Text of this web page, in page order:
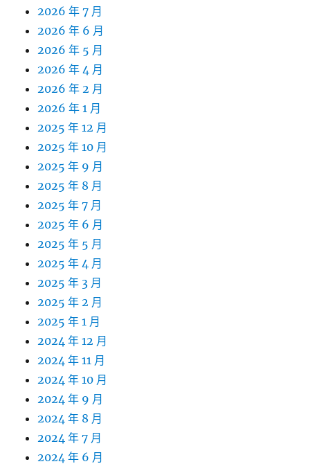
2026 年 7 月
2026 年 6 月
2026 年 5 月
2026 年 4 月
2026 年 2 月
2026 年 1 月
2025 年 12 月
2025 年 10 月
2025 年 9 月
2025 年 8 月
2025 年 7 月
2025 年 6 月
2025 年 5 月
2025 年 4 月
2025 年 3 月
2025 年 2 月
2025 年 1 月
2024 年 12 月
2024 年 11 月
2024 年 10 月
2024 年 9 月
2024 年 8 月
2024 年 7 月
2024 年 6 月